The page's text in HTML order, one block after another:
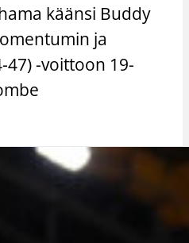
käänsi Buddy
ja
47) -voittoon 19-